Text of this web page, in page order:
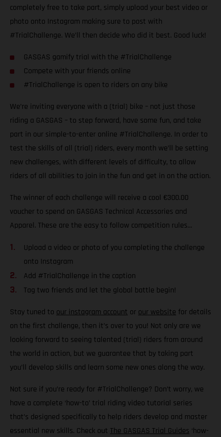
completely free to take part, simply upload your best video or
photo onto Instagram making sure to post with
#TrialChallenge. We’ll then decide who did it best. Good luck!
GASGAS gamify trial with the #TrialChallenge
Compete with your friends online
#TrialChallenge is open to riders on any bike
We’re inviting everyone with a (trial) bike – not just those
riding a GASGAS – to step forward, have some fun, and take
part in our simple-to-enter online #TrialChallenge. In order to
test the skills of all (trial) riders, every month we’ll be setting
new challenges, with different levels of difficulty, to allow
riders of all abilities to join in the fun and get in on the action.
The winner of each challenge will receive a cool €300.00
voucher to spend on GASGAS Technical Accessories and
Apparel. These are the easy to follow competition rules…
Upload a video or photo of you completing the challenge
onto Instagram
Add #TrialChallenge in the caption
Tag two friends and let the global battle begin!
Stay tuned to our instagram account or our website for details
on the first challenge, then it’s over to you! Not only are we
looking forward to seeing talented (trial) riders from around
the world in action, but we guarantee that by taking part
you’ll develop skills and learn some new ones along the way.
Not sure if you’re ready for #TrialChallenge? Don’t worry, we
have a complete ‘how-to’ trial riding video tutorial series
that’s designed specifically to help riders develop and master
essential new skills. Check out The GASGAS Trial Guides ‘how-